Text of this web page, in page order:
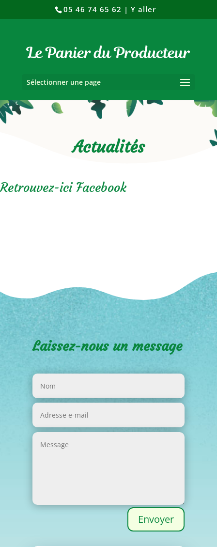
05 46 74 65 62 | Y aller
Sélectionner une page
Actualités
Retrouvez-ici Facebook
Laissez-nous un message
Envoyer